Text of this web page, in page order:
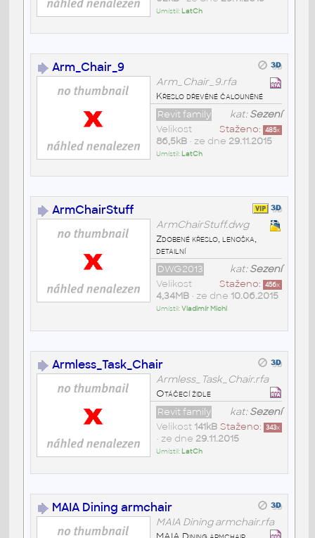
Umístil: LatCh
Arm_Chair_9
Arm_Chair_9.rfa
Křeslo dřevěné čalouněné
kat:Sezení
Revit family
Staženo: 485x
Velikost
86,5kB• ze dne 29.11.2015
Umístil: LatCh
ArmChairStuff
ArmChairStuff.dwg
Zdobené křeslo, lenoška,
detailní
kat:Sezení
DWG2013
Staženo: 456x
Velikost
4,34MB• ze dne 10.06.2015
Umístil:Vladimír Michl
Armless_Task_Chair
Armless_Task_Chair.rfa
Otáčecí židle
kat:Sezení
Revit family
Staženo: 343x
Velikost 141kB
• ze dne 29.11.2015
Umístil: LatCh
MAIA Dining armchair
MAIA Dining armchair.rfa